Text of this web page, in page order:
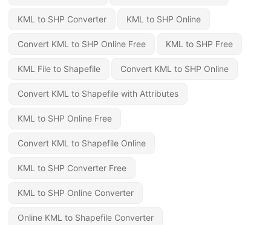
KML to SHP Converter KML to SHP Online
Convert KML to SHP Online Free KML to SHP Free
KML File to Shapefile Convert KML to SHP Online
Convert KML to Shapefile with Attributes
KML to SHP Online Free
Convert KML to Shapefile Online
KML to SHP Converter Free
KML to SHP Online Converter
Online KML to Shapefile Converter